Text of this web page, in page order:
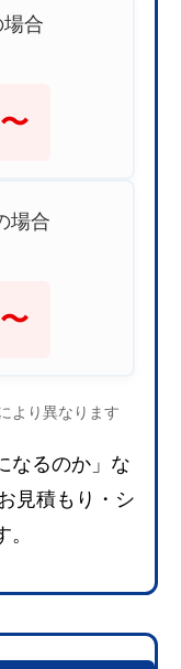
場合
〜
場合
〜
より異なります
なるのか」な
見積もり・シ